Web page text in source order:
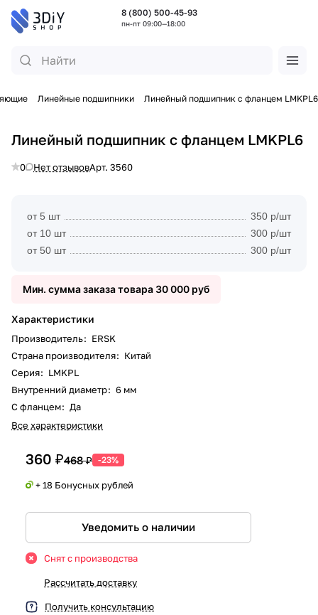
8 (800) 500-45-93
пн-пт 09:00—18:00
Линейные подшипники Линейный подшипник с фланцем LMKPL6
Линейный подшипник с фланцем LMKPL6
0 Нет отзывовАрт. 3560
от 5 шт
350 р/шт
от 10 шт
300 р/шт
от 50 шт
300 р/шт
Мин. сумма заказа товара 30 000 руб
Характеристики
Производитель: ERSK
Страна производителя: Китай
Серия: LMKPL
Внутренний диаметр: 6 мм
С фланцем: Да
Все характеристики
360 ₽468 ₽ -23%
+ 18 Бонусных рублей
Уведомить о наличии
Снят с производства
Рассчитать доставку
Получить консультацию